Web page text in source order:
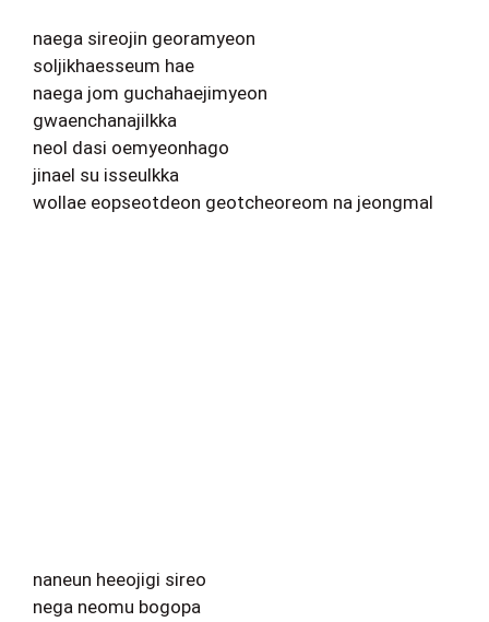
naega sireojin georamyeon
soljikhaesseum hae
naega jom guchahaejimyeon
gwaenchanajilkka
neol dasi oemyeonhago
jinael su isseulkka
wollae eopseotdeon geotcheoreom na jeongmal
naneun heeojigi sireo
nega neomu bogopa